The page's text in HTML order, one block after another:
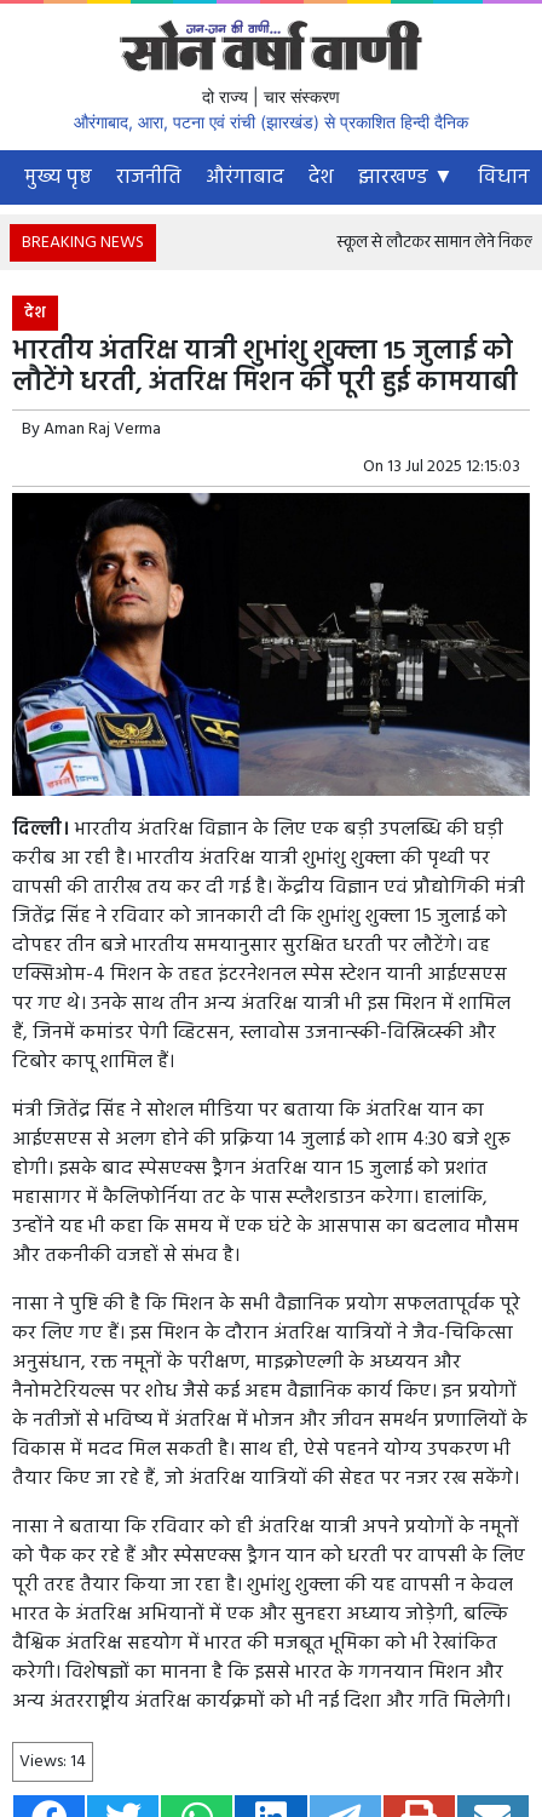
दो राज्य | चार संस्करण
औरंगाबाद, आरा, पटना एवं रांची (झारखंड) से प्रकाशित हिन्दी दैनिक
मुख्य पृष्ठ राजनीति औरंगाबाद देश झारखण्ड ▼
BREAKING NEWS स्कूल से लौटकर सामान लेने निकला
देश
भारतीय अंतरिक्ष यात्री शुभांशु शुक्ला 15 जुलाई को
लौटेंगे धरती, अंतरिक्ष मिशन की पूरी हुई कामयाबी
ByAman Raj Verma
On13 Jul 2025 12:15:03
दिल्ली।भारतीय अंतरिक्ष विज्ञान के लिए एक बड़ी उपलब्धि की घड़ी
करीब आ रही है। भारतीय अंतरिक्ष यात्री शुभांशु शुक्ला की पृथ्वी पर
वापसी की तारीख तय कर दी गई है। केंद्रीय विज्ञान एवं प्रौद्योगिकी मंत्री
जितेंद्र सिंह ने रविवार को जानकारी दी कि शुभांशु शुक्ला 15 जुलाई को
दोपहर तीन बजे भारतीय समयानुसार सुरक्षित धरती पर लौटेंगे। वह
एक्सिओम-4 मिशन के तहत इंटरनेशनल स्पेस स्टेशन यानी आईएसएस
पर गए थे। उनके साथ तीन अन्य अंतरिक्ष यात्री भी इस मिशन में शामिल
हैं, जिनमें कमांडर पेगी व्हिटसन, स्लावोस उजनान्स्की-विस्निव्स्की और
टिबोर कापू शामिल हैं।
मंत्री जितेंद्र सिंह ने सोशल मीडिया पर बताया कि अंतरिक्ष यान का
आईएसएस से अलग होने की प्रक्रिया 14 जुलाई को शाम 4:30 बजे शुरू
होगी। इसके बाद स्पेसएक्स ड्रैगन अंतरिक्ष यान 15 जुलाई को प्रशांत
महासागर में कैलिफोर्निया तट के पास स्प्लैशडाउन करेगा। हालांकि,
उन्होंने यह भी कहा कि समय में एक घंटे के आसपास का बदलाव मौसम
और तकनीकी वजहों से संभव है।
नासा ने पुष्टि की है कि मिशन के सभी वैज्ञानिक प्रयोग सफलतापूर्वक पूरे
कर लिए गए हैं। इस मिशन के दौरान अंतरिक्ष यात्रियों ने जैव-चिकित्सा
अनुसंधान, रक्त नमूनों के परीक्षण, माइक्रोएल्गी के अध्ययन और
नैनोमटेरियल्स पर शोध जैसे कई अहम वैज्ञानिक कार्य किए। इन प्रयोगों
के नतीजों से भविष्य में अंतरिक्ष में भोजन और जीवन समर्थन प्रणालियों के
विकास में मदद मिल सकती है। साथ ही, ऐसे पहनने योग्य उपकरण भी
तैयार किए जा रहे हैं, जो अंतरिक्ष यात्रियों की सेहत पर नजर रख सकेंगे।
नासा ने बताया कि रविवार को ही अंतरिक्ष यात्री अपने प्रयोगों के नमूनों
को पैक कर रहे हैं और स्पेसएक्स ड्रैगन यान को धरती पर वापसी के लिए
पूरी तरह तैयार किया जा रहा है। शुभांशु शुक्ला की यह वापसी न केवल
भारत के अंतरिक्ष अभियानों में एक और सुनहरा अध्याय जोड़ेगी, बल्कि
वैश्विक अंतरिक्ष सहयोग में भारत की मजबूत भूमिका को भी रेखांकित
करेगी। विशेषज्ञों का मानना है कि इससे भारत के गगनयान मिशन और
अन्य अंतरराष्ट्रीय अंतरिक्ष कार्यक्रमों को भी नई दिशा और गति मिलेगी।
Views:14